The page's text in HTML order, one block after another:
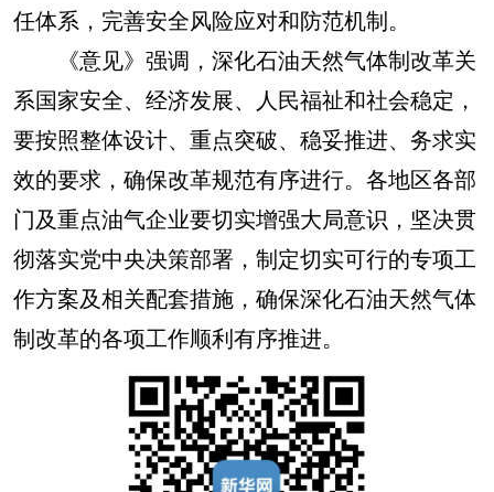
任体系，完善安全风险应对和防范机制。
《意见》强调，深化石油天然气体制改革关
系国家安全、经济发展、人民福祉和社会稳定，
要按照整体设计、重点突破、稳妥推进、务求实
效的要求，确保改革规范有序进行。各地区各部
门及重点油气企业要切实增强大局意识，坚决贯
彻落实党中央决策部署，制定切实可行的专项工
作方案及相关配套措施，确保深化石油天然气体
制改革的各项工作顺利有序推进。